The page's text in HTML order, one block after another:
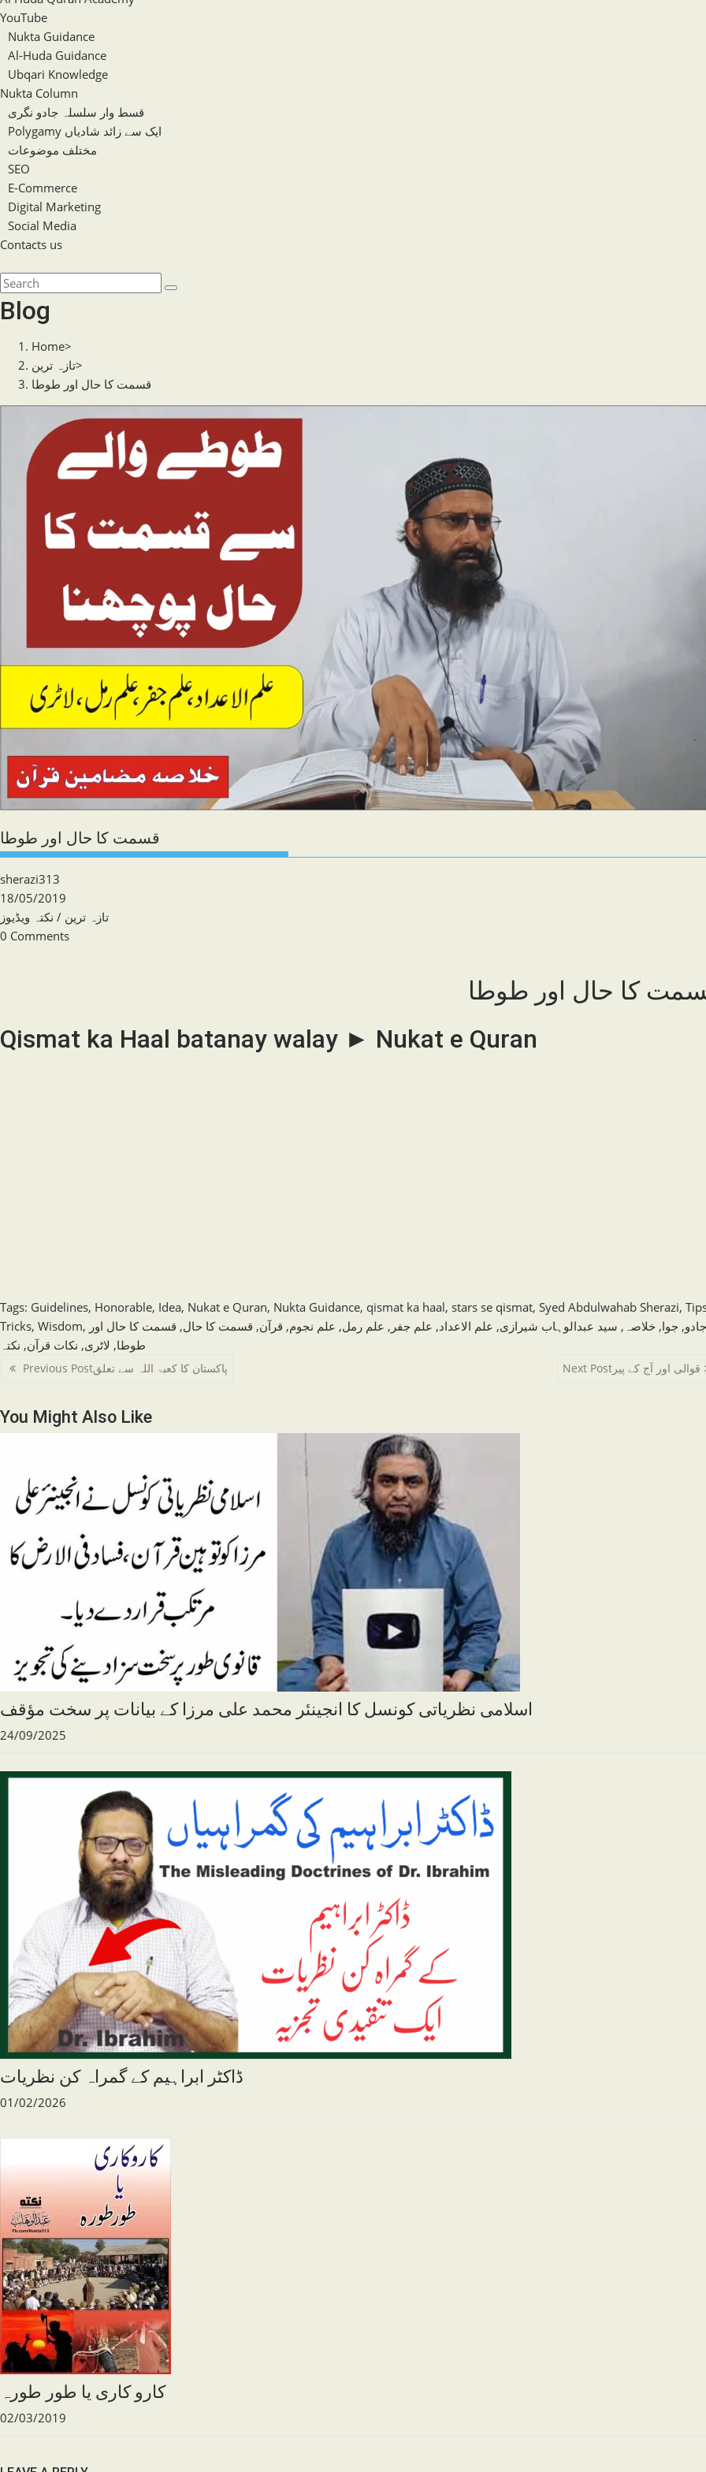
YouTube
Nukta Guidance
Al-Huda Guidance
Ubqari Knowledge
Nukta Column
قسط وار سلسلہ جادو نگری
Polygamy ایک سے زائد شادیاں
مختلف موضوعات
SEO
E-Commerce
Digital Marketing
Social Media
Contacts us
website
search
Search
this
website
Blog
Home>
تازہ ترین>
قسمت کا حال اور طوطا
قسمت کا حال اور طوطا
Post
author:
sherazi313
Post
published:
18/05/2019
Post
category:
تازہ ترین / نکتہ ویڈیوز
Post
0 Comments
کا حال اور طوطا
Qismat ka Haal batanay walay ► Nukat e Quran
Tags: Guidelines, Honorable, Idea, Nukat e Quran, Nukta Guidance, qismat ka haal, stars se qismat, Syed Abdulwahab Sherazi,
Tricks, Wisdom, جادو, جوا, خلاصہ , سید عبدالوہاب شیرازی, علم الاعداد, علم جفر , علم رمل, علم نجوم, قرآن, قسمت کا حال, قسمت کا حال اور
طوطا, لاٹری, نکات قرآن, نکتہ
ReadPrevious Postپاکستان کا کعبۃ اللہ سے تعلق Next Postقوالی اور آج کے پیر
You Might Also Like
اسلامی نظریاتی کونسل کا انجینئر محمد علی مرزا کے بیانات پر سخت مؤقف
24/09/2025
ڈاکٹر ابراہیم کے گمراہ کن نظریات
01/02/2026
کارو کاری یا طور طورہ
02/03/2019